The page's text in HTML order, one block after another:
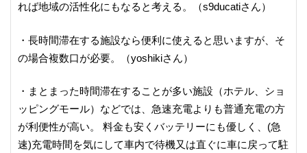
れば地域の活性化にもなると考える。（s9ducatiさん）
・長時間滞在する施設なら便利に使えると思いますが、そ
の場合複数口が必要。（yoshikiさん）
・まとまった時間滞在することが多い施設（ホテル、ショ
ッピングモール）などでは、急速充電よりも普通充電の方
が利便性が高い。 料金も安くバッテリーにも優しく、(急
速)充電時間を気にして車内で待機又は直ぐに車に戻って駐